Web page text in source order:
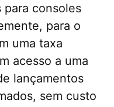
consoles
para o
uma taxa
acesso a uma
lançamentos
sem custo